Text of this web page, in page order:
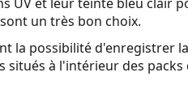
un très bon choix.
la possibilité d'enregistrer
situés à l'intérieur des packs